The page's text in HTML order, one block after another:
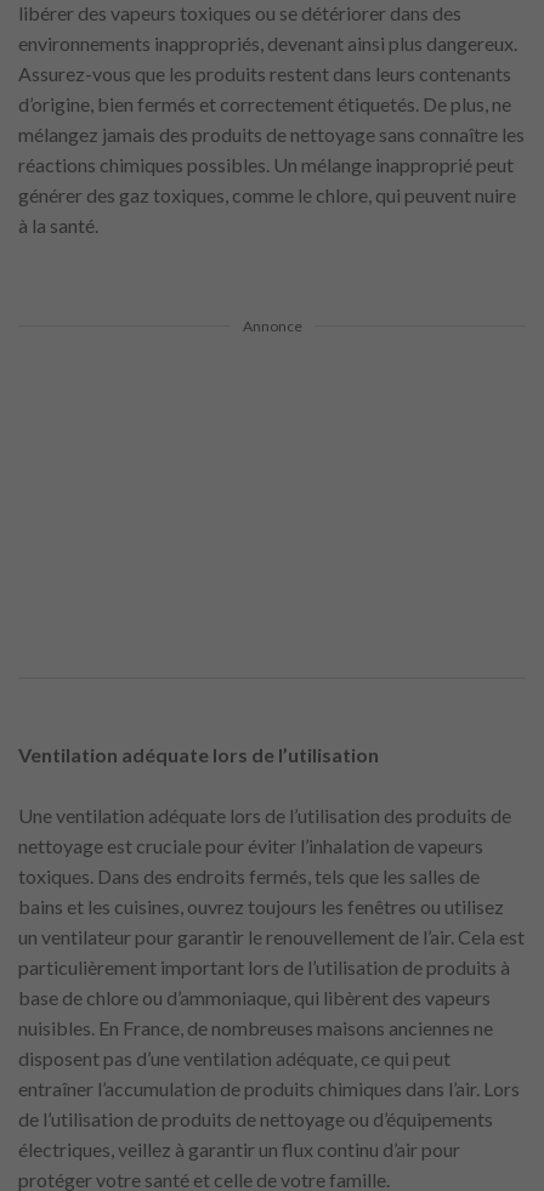
libérer des vapeurs toxiques ou se détériorer dans des
environnements inappropriés, devenant ainsi plus dangereux.
Assurez-vous que les produits restent dans leurs contenants
d’origine, bien fermés et correctement étiquetés. De plus, ne
mélangez jamais des produits de nettoyage sans connaître les
réactions chimiques possibles. Un mélange inapproprié peut
générer des gaz toxiques, comme le chlore, qui peuvent nuire
à la santé.
Annonce
Ventilation adéquate lors de l’utilisation
Une ventilation adéquate lors de l’utilisation des produits de
nettoyage est cruciale pour éviter l’inhalation de vapeurs
toxiques. Dans des endroits fermés, tels que les salles de
bains et les cuisines, ouvrez toujours les fenêtres ou utilisez
un ventilateur pour garantir le renouvellement de l’air. Cela est
particulièrement important lors de l’utilisation de produits à
base de chlore ou d’ammoniaque, qui libèrent des vapeurs
nuisibles. En France, de nombreuses maisons anciennes ne
disposent pas d’une ventilation adéquate, ce qui peut
entraîner l’accumulation de produits chimiques dans l’air. Lors
de l’utilisation de produits de nettoyage ou d’équipements
électriques, veillez à garantir un flux continu d’air pour
protéger votre santé et celle de votre famille.